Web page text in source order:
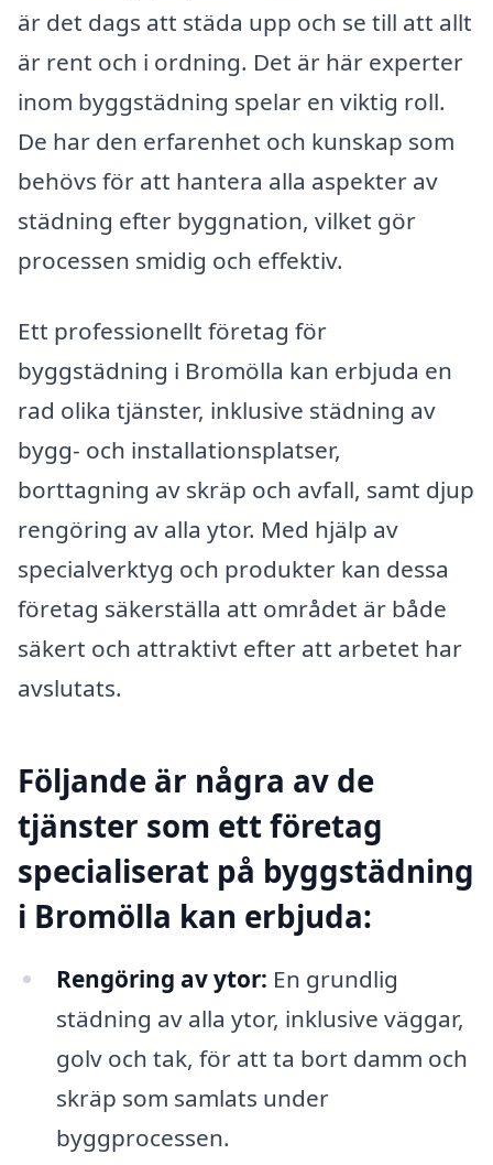
är det dags att städa upp och se till att allt
är rent och i ordning. Det är här experter
inom byggstädning spelar en viktig roll.
De har den erfarenhet och kunskap som
behövs för att hantera alla aspekter av
städning efter byggnation, vilket gör
processen smidig och effektiv.
Ett professionellt företag för
byggstädning i Bromölla kan erbjuda en
rad olika tjänster, inklusive städning av
bygg- och installationsplatser,
borttagning av skräp och avfall, samt djup
rengöring av alla ytor. Med hjälp av
specialverktyg och produkter kan dessa
företag säkerställa att området är både
säkert och attraktivt efter att arbetet har
avslutats.
Följande är några av de
tjänster som ett företag
specialiserat på byggstädning
i Bromölla kan erbjuda:
Rengöring av ytor: En grundlig
städning av alla ytor, inklusive väggar,
golv och tak, för att ta bort damm och
skräp som samlats under
byggprocessen.